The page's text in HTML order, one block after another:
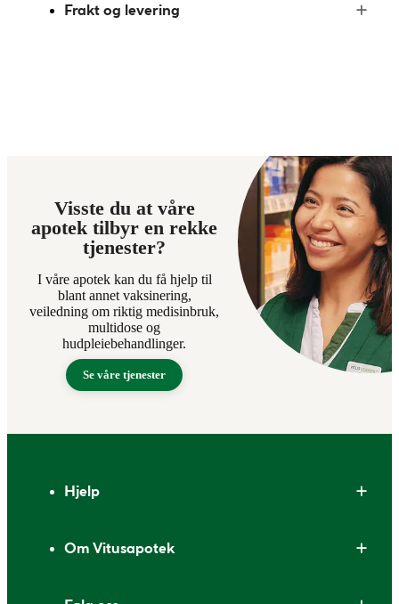
Frakt og levering
Visste du at våre
apotek tilbyr en rekke
tjenester?
I våre apotek kan du få hjelp til
blant annet vaksinering,
veiledning om riktig medisinbruk,
multidose og
hudpleiebehandlinger.
Se våre tjenester
Hjelp
Om Vitusapotek